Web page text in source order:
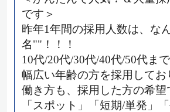
です＞
昨年1年間の採用人数は、な
名""！！！
10代/20代/30代/40代/50代まで
幅広い年齢の方を採用してお
働き方も、採用した方の希望
「スポット」「短期/単発」「